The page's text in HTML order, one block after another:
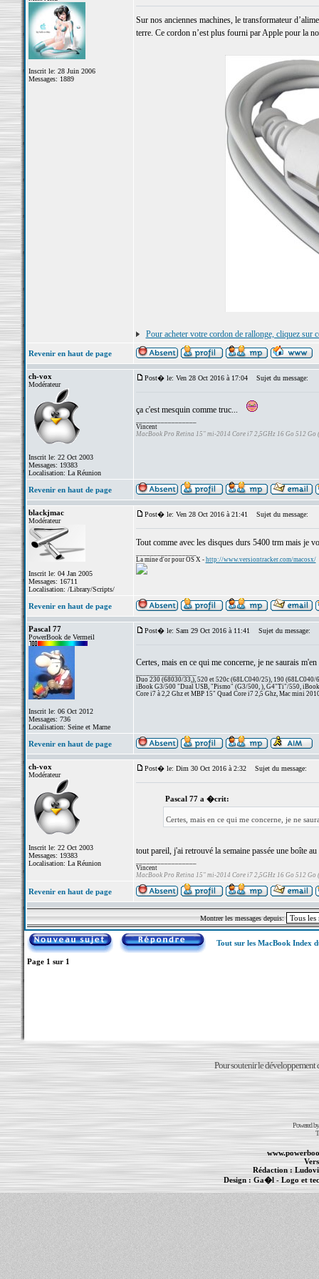
Inscrit le: 28 Juin 2006
Messages: 1889
Sur nos anciennes machines, le transformateur
terre. Ce cordon n’est plus fourni par Apple pour la
Pour acheter votre cordon de rallonge, cliquez sur
Revenir en haut de page
ch-vox
Modérateur
Inscrit le: 22 Oct 2003
Messages: 19383
Localisation: La Réunion
Post� le: Ven 28 Oct 2016 à 17:04 Sujet du message:
ça c'est mesquin comme truc...
Vincent
MacBook Pro Retina 15" mi-2014 Core i7 2,5GHz 16 Go 512 Go
Revenir en haut de page
blackjmac
Modérateur
Inscrit le: 04 Jan 2005
Messages: 16711
Localisation: /Library/Scripts/
Post� le: Ven 28 Oct 2016 à 21:41 Sujet du message:
Tout comme avec les disques durs 5400 trm mais je
La mine d'or pour OS X - http://www.versiontracker.com/macosx/
Revenir en haut de page
Pascal 77
PowerBook de Vermeil
Inscrit le: 06 Oct 2012
Messages: 736
Localisation: Seine et Marne
Post� le: Sam 29 Oct 2016 à 11:41 Sujet du message:
Certes, mais en ce qui me concerne, je ne saurais
Duo 230 (68030/33,), 520 et 520c (68LC040/25), 190 (68LC040/
iBook G3/500 "Dual USB, "Pismo" (G3/500, ), G4"Ti"/550,
Core i7 à 2,2 Ghz et MBP 15" Quad Core i7 2,5 Ghz, Mac mini
Revenir en haut de page
ch-vox
Modérateur
Inscrit le: 22 Oct 2003
Messages: 19383
Localisation: La Réunion
Post� le: Dim 30 Oct 2016 à 2:32 Sujet du message:
Pascal 77 a �crit:
Certes, mais en ce qui me concerne, je ne
tout pareil, j'ai retrouvé la semaine passée une boîte
Vincent
MacBook Pro Retina 15" mi-2014 Core i7 2,5GHz 16 Go 512 Go
Revenir en haut de page
Montrer les messages depuis:
Tout sur les MacBook Index
Page 1 sur 1
Pour soutenir le développement
Powered
Rédaction :
Design : Ga�l- Logo et
-